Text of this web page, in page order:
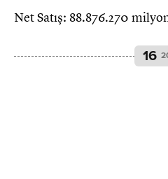
Net Satış: 88.876.270
16